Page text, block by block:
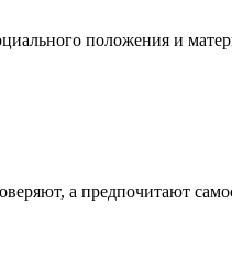
положения и
а предпочитают